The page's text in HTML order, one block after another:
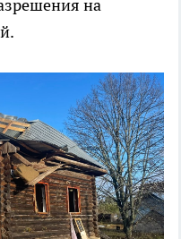
на